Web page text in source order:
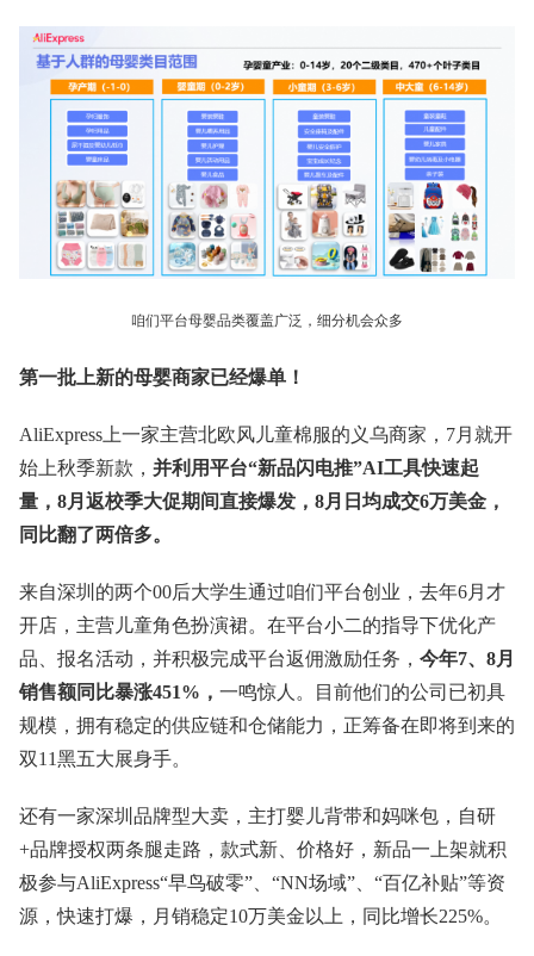
咱们平台母婴品类覆盖广泛，细分机会众多
第一批上新的母婴商家已经爆单！
AliExpress上一家主营北欧风儿童棉服的义乌商家，7月就开
始上秋季新款， 并利用平台“新品闪电推”AI工具快速起
量，8月返校季大促期间直接爆发，8月日均成交6万美金，
同比翻了两倍多。
来自深圳的两个00后大学生通过咱们平台创业，去年6月才
开店，主营儿童角色扮演裙。在平台小二的指导下优化产
品、报名活动，并积极完成平台返佣激励任务， 今年7、8月
销售额同比暴涨451%， 一鸣惊人。目前他们的公司已初具
规模，拥有稳定的供应链和仓储能力，正筹备在即将到来的
双11黑五大展身手。
还有一家深圳品牌型大卖，主打婴儿背带和妈咪包，自研
+品牌授权两条腿走路，款式新、价格好，新品一上架就积
极参与AliExpress“早鸟破零”、“NN场域”、“百亿补贴”等资
源，快速打爆，月销稳定10万美金以上，同比增长225%。